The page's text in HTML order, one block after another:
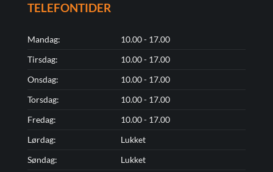
TELEFONTIDER
Mandag:
10.00 - 17.00
Tirsdag:
10.00 - 17.00
Onsdag:
10.00 - 17.00
Torsdag:
10.00 - 17.00
Fredag:
10.00 - 17.00
Lørdag:
Lukket
Søndag:
Lukket